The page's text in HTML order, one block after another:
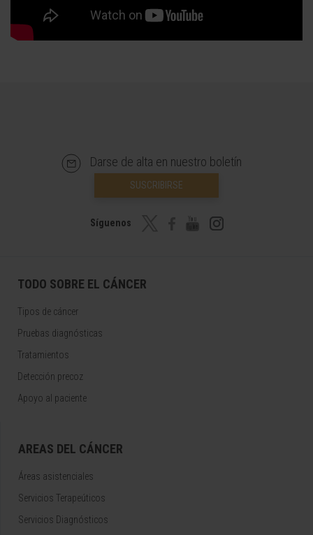
Darse de alta en nuestro boletín
SUSCRIBIRSE
Síguenos
TODO SOBRE EL CÁNCER
Tipos de cáncer
Pruebas diagnósticas
Tratamientos
Detección precoz
Apoyo al paciente
AREAS DEL CÁNCER
Áreas asistenciales
Servicios Terapeúticos
Servicios Diagnósticos